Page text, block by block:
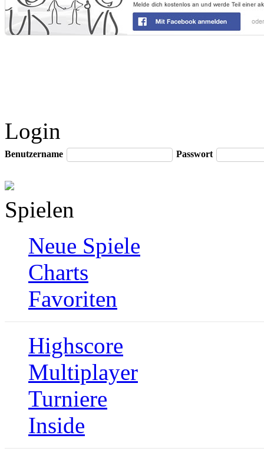
Login
Benutzername Passwort
Spielen
Neue Spiele
Charts
Favoriten
Highscore
Multiplayer
Turniere
Inside